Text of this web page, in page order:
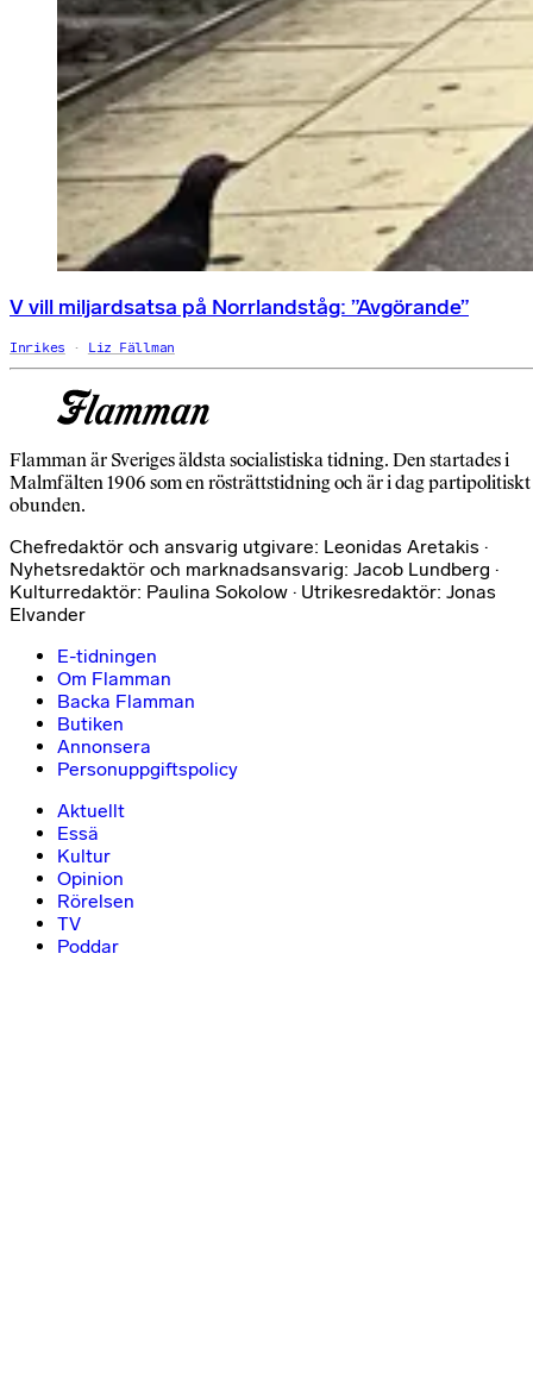
V vill miljardsatsa på Norrlandståg: ”Avgörande”
Inrikes Liz Fällman
Flamman är Sveriges äldsta socialistiska tidning. Den startades i
Malmfälten 1906 som en rösträttstidning och är i dag partipolitiskt
obunden.
Chefredaktör och ansvarig utgivare: Leonidas Aretakis ·
Nyhetsredaktör och marknadsansvarig: Jacob Lundberg ·
Kulturredaktör: Paulina Sokolow · Utrikesredaktör: Jonas
Elvander
E-tidningen
Om Flamman
Backa Flamman
Butiken
Annonsera
Personuppgiftspolicy
Aktuellt
Essä
Kultur
Opinion
Rörelsen
TV
Poddar